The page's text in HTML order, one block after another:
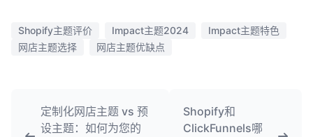
Shopify主题评价 Impact主题2024
Impact主题特色
网店主题选择
网店主题优缺点
定制化网店主题 vs 预
设主题：如何为您的
Shopify和
ClickFunnels哪